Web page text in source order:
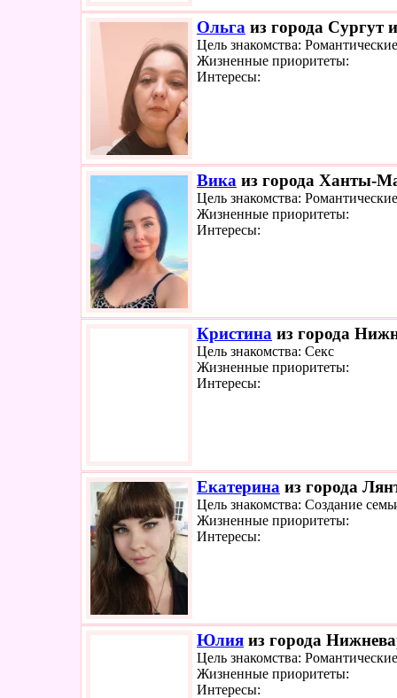
Ольга из города Сургут
Цель знакомства:
Жизненные приоритеты:
Интересы:
Вика из города Ханты-
Цель знакомства:
Жизненные приоритеты:
Интересы:
Кристина из города
Цель знакомства: Секс
Жизненные приоритеты:
Интересы:
Екатерина из города
Цель знакомства: Создание
Жизненные приоритеты:
Интересы:
Юлия из города
Цель знакомства:
Жизненные приоритеты:
Интересы: